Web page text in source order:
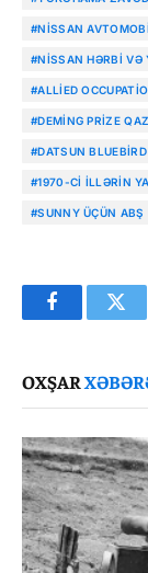
#NISSAN
#NISSAN HƏRBI VƏ
#ALLIED
#DEMING PRIZE
#DATSUN BLUEBIRD
#1970-CI ILLƏRIN
#SUNNY ÜÇÜN ABŞ
Facebook
OXŞAR